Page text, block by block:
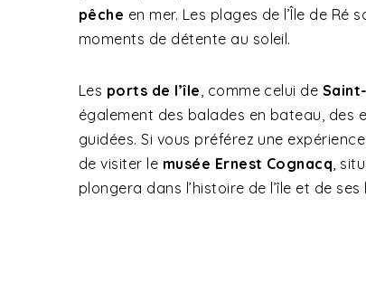
pêche en mer. Les plages de l’Île de
moments de détente au soleil.
Les ports de l’île, comme celui de
également des balades en bateau, des
guidées. Si vous préférez une
de visiter le musée Ernest Cognacq,
plongera dans l’histoire de l’île et de